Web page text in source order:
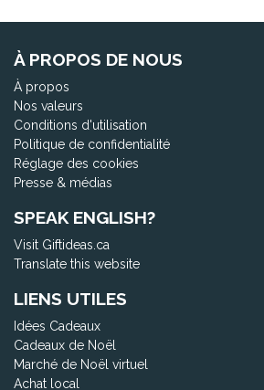
À PROPOS DE NOUS
À propos
Nos valeurs
Conditions d'utilisation
Politique de confidentialité
Réglage des cookies
Presse & médias
SPEAK ENGLISH?
Visit Giftideas.ca
Translate this website
LIENS UTILES
Idées Cadeaux
Cadeaux de Noël
Marché de Noël virtuel
Achat local